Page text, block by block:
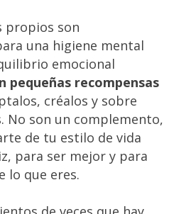
propios son
una higiene mental
emocional
pequeñas recompensas
créalos y sobre
No son un complemento,
de tu estilo de vida
para ser mejor y para
lo que eres.